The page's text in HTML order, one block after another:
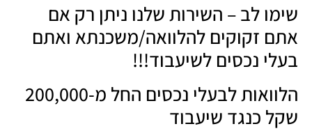
שימו לב – השירות שלנו ניתן רק אם
אתם זקוקים להלוואה/משכנתא ואתם
בעלי נכסים לשיעבוד!!!
הלוואות לבעלי נכסים החל מ-200,000
שקל כנגד שיעבוד